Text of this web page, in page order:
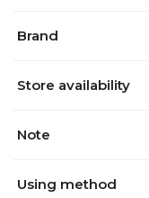
Brand
Store availability
Note
Using method